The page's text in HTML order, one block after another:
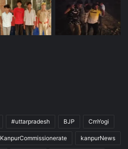
#uttarpradesh BJP CmYogi
KanpurCommissionerate kanpurNews